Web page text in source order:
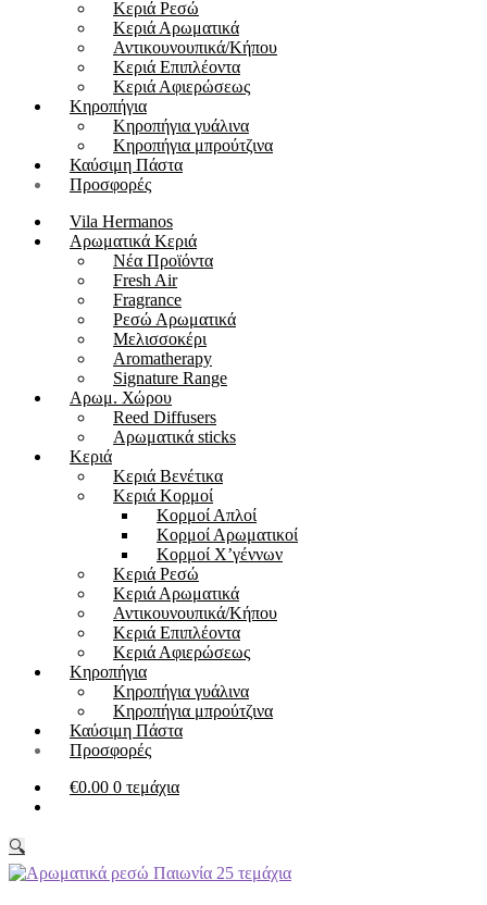
Kεριά Ρεσώ
Κεριά Αρωματικά
Αντικουνουπικά/Κήπου
Kεριά Επιπλέοντα
Κεριά Αφιερώσεως
Κηροπήγια
Κηροπήγια γυάλινα
Κηροπήγια μπρούτζινα
Καύσιμη Πάστα
Προσφορές
Vila Hermanos
Αρωματικά Κεριά
Νέα Προϊόντα
Fresh Air
Fragrance
Ρεσώ Αρωματικά
Μελισσοκέρι
Aromatherapy
Signature Range
Αρωμ. Χώρου
Reed Diffusers
Αρωματικά sticks
Κεριά
Kεριά Βενέτικα
Kεριά Κορμοί
Κορμοί Απλοί
Κορμοί Αρωματικοί
Κορμοί Χ’γέννων
Kεριά Ρεσώ
Κεριά Αρωματικά
Αντικουνουπικά/Κήπου
Kεριά Επιπλέοντα
Κεριά Αφιερώσεως
Κηροπήγια
Κηροπήγια γυάλινα
Κηροπήγια μπρούτζινα
Καύσιμη Πάστα
Προσφορές
€0.00 0 τεμάχια
🔍